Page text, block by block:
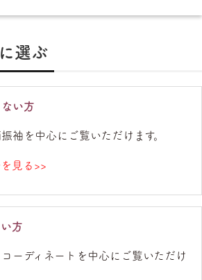
選ぶ
い方
袖を中心にご覧いただけます。
見る>>
方
ーディネートを中心にご覧いただけ